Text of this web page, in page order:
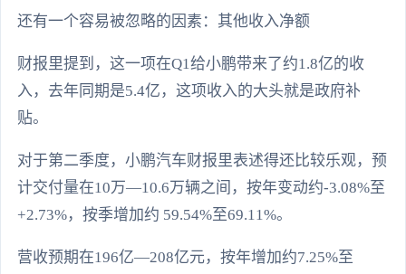
还有一个容易被忽略的因素：其他收入净额
财报里提到，这一项在Q1给小鹏带来了约1.8亿的收
入，去年同期是5.4亿，这项收入的大头就是政府补
贴。
对于第二季度，小鹏汽车财报里表述得还比较乐观，预
计交付量在10万—10.6万辆之间，按年变动约-3.08%至
+2.73%，按季增加约 59.54%至69.11%。
营收预期在196亿—208亿元，按年增加约7.25%至